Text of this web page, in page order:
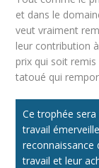
et dans le
veut vraiment
leur contribution
prix qui soit
tatoué qui
Ce trophée
travail
reconnaissance
travail et leur